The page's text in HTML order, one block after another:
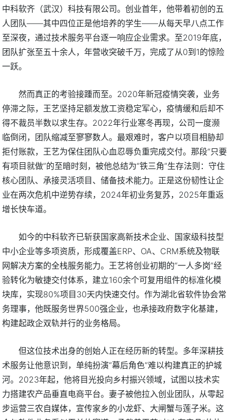
中科软齐（武汉）科技有限公司。创业首年，他带着初创的五
人团队——其中四位正是他培养的学生——从每天早八点工作
至深夜，通过技术服务平台逐一响应企业需求。至2019年底，
团队扩张至五十余人，年营收突破千万，完成了从0到1的惊险
一跃。
然而真正的考验接踵而至。2020年新冠疫情突袭，业务
停滞之际，王艺坚持足额发放工资稳定军心，疫情缓和后却不
得不裁员半数以求生存。2022年行业寒冬再现，公司一度濒
临倒闭，团队缩减至寥寥数人。最艰难时，客户以项目相胁却
拒付账款，王艺为保住团队心血忍辱负重完成交付。那段“只要
有项目就做”的至暗时刻，被他总结为“铁三角”生存法则：守住
核心团队、承接灵活项目、储备技术能力。正是这份韧性让企
业在两次危机中逆势存续，2024年初业务复苏，2025年重返
增长快车道。
如今的中科软齐已斩获国家高新技术企业、国家级科技型
中小企业等多项资质，形成覆盖ERP、OA、CRM系统及物联
网解决方案的全栈服务能力。王艺将创业初期的“一人多岗”经
验转化为敏捷交付体系，建立160余个可复用组件的标准化模
块库，实现80%项目30天内快速交付。作为湖北省软件协会常
务理事，他既服务世界500强企业，也承接政府数字化基建，
构建起政企双轨并行的业务格局。
但这位技术出身的创始人正在经历新的转型。多年深耕技
术服务让他意识到，单纯扮演“幕后角色”难以构建真正的护城
河。2023年起，他将目光投向乡村振兴领域，试图以技术实
力搭建农产品垂直电商平台。妻子被他拉入创业团队，从零起
步运营三农自媒体，宣传家乡的小龙虾、大闸蟹与莲子米。这